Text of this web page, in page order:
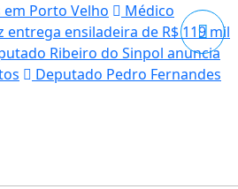
Porto Velho
Médico
ensiladeira de R$ 119 mil
Ribeiro do Sinpol anuncia
Deputado Pedro Fernandes